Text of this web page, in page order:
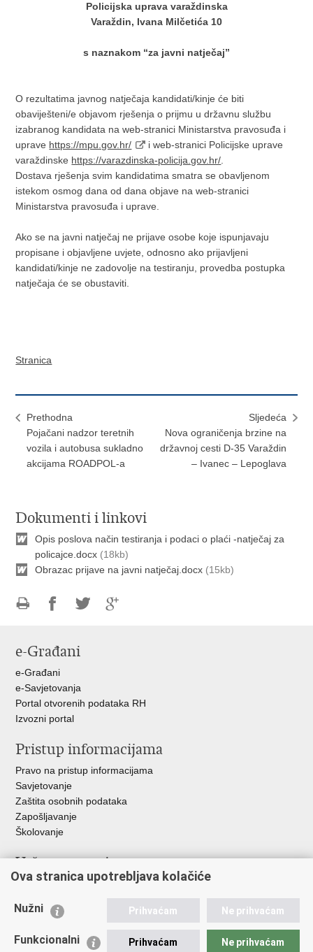
Policijska uprava varaždinska
Varaždin, Ivana Milčetića 10
s naznakom “za javni natječaj”
O rezultatima javnog natječaja kandidati/kinje će biti
obaviješteni/e objavom rješenja o prijmu u državnu službu
izabranog kandidata na web-stranici Ministarstva pravosuđa i
uprave https://mpu.gov.hr/
i web-stranici Policijske uprave
varaždinske https://varazdinska-policija.gov.hr/
Dostava rješenja svim kandidatima smatra se obavljenom
istekom osmog dana od dana objave na web-stranici
Ministarstva pravosuđa i uprave.
Ako se na javni natječaj ne prijave osobe koje ispunjavaju
propisane i objavljene uvjete, odnosno ako prijavljeni
kandidati/kinje ne zadovolje na testiranju, provedba postupka
natječaja će se obustaviti.
Stranica
Prethodna
Pojačani nadzor teretnih
vozila i autobusa sukladno
akcijama ROADPOL-a
Sljedeća
Nova ograničenja brzine na
državnoj cesti D-35 Varaždin
– Ivanec – Lepoglava
Dokumenti i linkovi
Opis poslova način testiranja i podaci o plaći -natječaj za
policajce.docx (18kb)
Obrazac prijave na javni natječaj.docx (15kb)
FacebookuTwitteru
e-Građani
e-Građani
e-Savjetovanja
Portal otvorenih podataka RH
Izvozni portal
Pristup informacijama
Pravo na pristup informacijama
Savjetovanje
Zaštita osobnih podataka
Zapošljavanje
Školovanje
Važne poveznice
Ministarstvo unutarnjih poslova
Udruge
Policijska akademija
Ova stranica upotrebljava kolačiće
Nužni Prihvaćam Ne prihvaćam
Funkcionalni Prihvaćam Ne prihvaćam